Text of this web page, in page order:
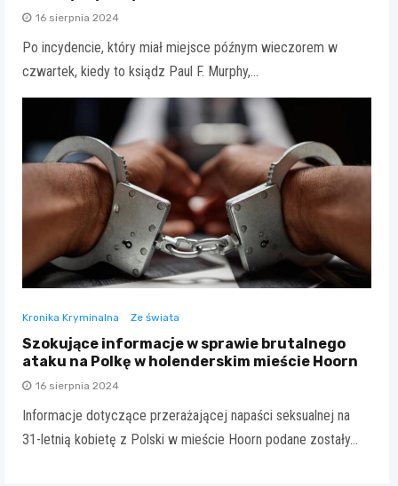
16 sierpnia 2024
Po incydencie, który miał miejsce późnym wieczorem w
czwartek, kiedy to ksiądz Paul F. Murphy,…
Kronika Kryminalna Ze świata
Szokujące informacje w sprawie brutalnego
ataku na Polkę w holenderskim mieście Hoorn
16 sierpnia 2024
Informacje dotyczące przerażającej napaści seksualnej na
31-letnią kobietę z Polski w mieście Hoorn podane zostały…